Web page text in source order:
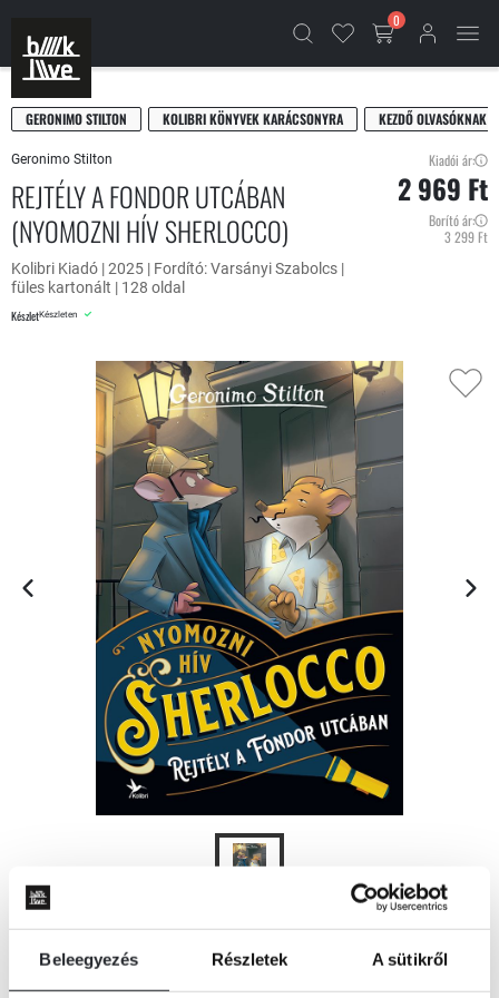
Beleegyezés Részletek A sütikről
0
GERONIMO STILTON KOLIBRI KÖNYVEK KARÁCSONYRA KEZDŐ OLVASÓKNAK
Geronimo Stilton
REJTÉLY A FONDOR UTCÁBAN
(NYOMOZNI HÍV SHERLOCCO)
Kolibri Kiadó | 2025 | Fordító: Varsányi Szabolcs |
füles kartonált | 128 oldal
KészletKészleten
Kiadói ár:
2 969 Ft
Borító ár:
3 299 Ft
KOSÁRBA